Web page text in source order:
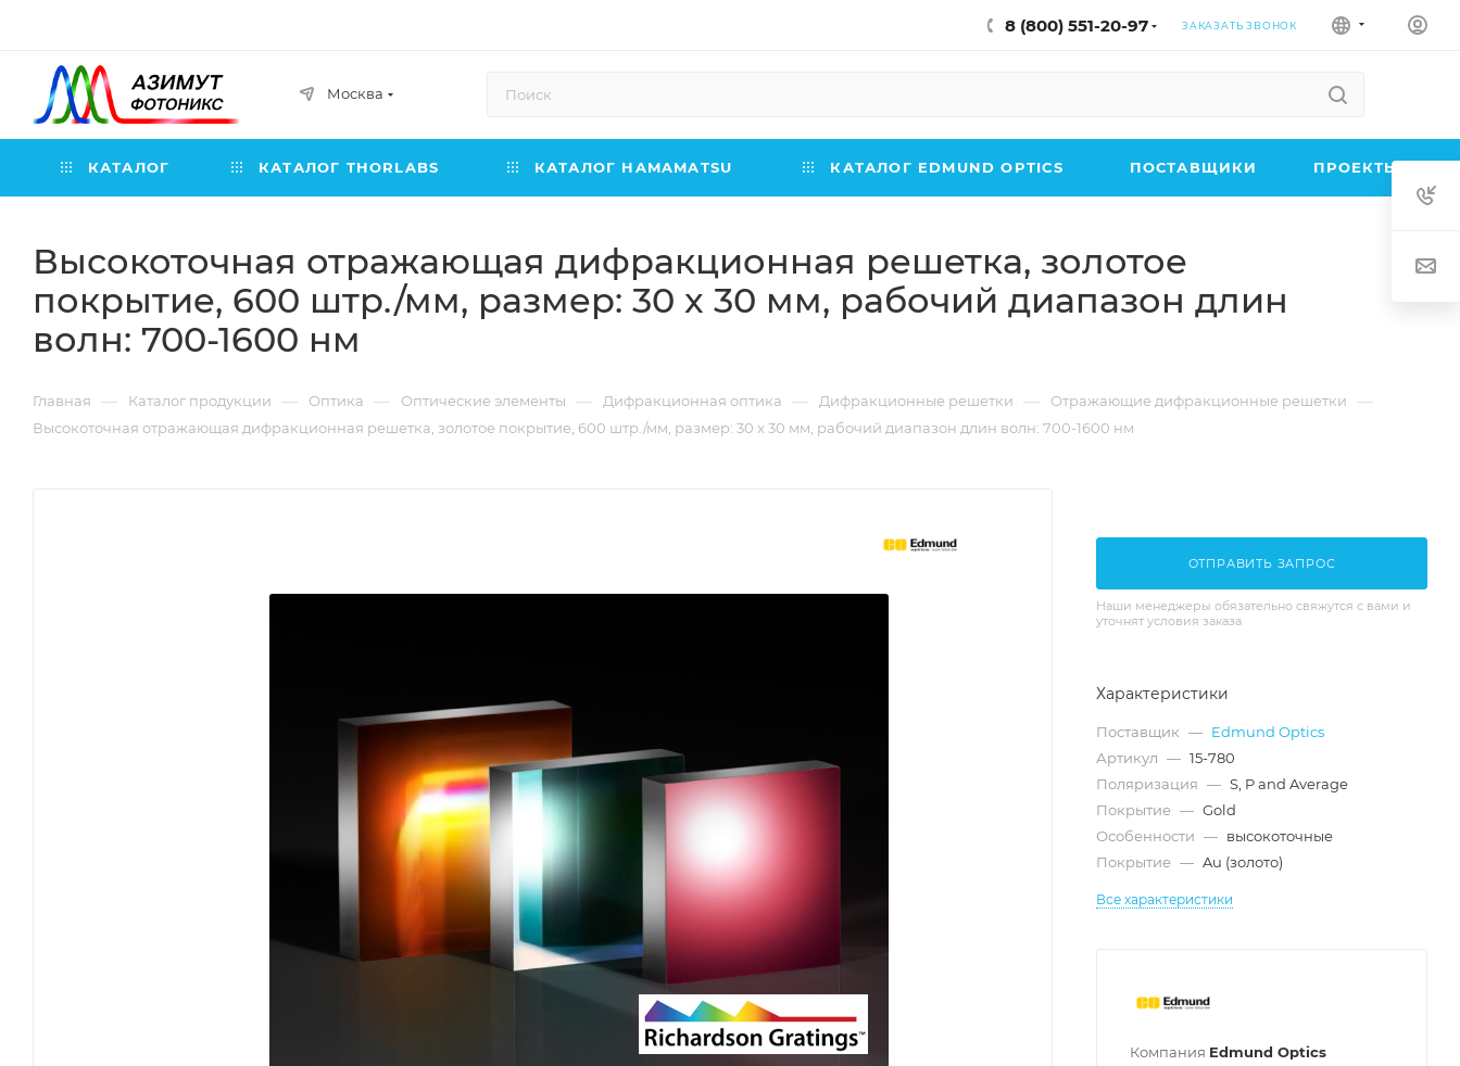
8 (800) 551-20-97 ЗАКАЗАТЬ ЗВОНОК
Москва
КАТАЛОГ КАТАЛОГ THORLABS КАТАЛОГ HAMAMATSU КАТАЛОГ EDMUND OPTICS ПОСТАВЩИКИ ПРОЕКТЫ
Высокоточная отражающая дифракционная решетка, золотое
покрытие, 600 штр./мм, размер: 30 x 30 мм, рабочий диапазон длин
волн: 700-1600 нм
Главная — Каталог продукции — Оптика — Оптические элементы — Дифракционная оптика — Дифракционные решетки — Отражающие дифракционные решетки —
Высокоточная отражающая дифракционная решетка, золотое покрытие, 600 штр./мм, размер: 30 x 30 мм, рабочий диапазон длин волн: 700-1600 нм
ОТПРАВИТЬ ЗАПРОС
Наши менеджеры обязательно свяжутся с вами и
уточнят условия заказа
Характеристики
Поставщик — Edmund Optics
Артикул — 15-780
Поляризация — S, P and Average
Покрытие — Gold
Особенности — высокоточные
Покрытие — Au (золото)
Все характеристики
Компания Edmund Optics